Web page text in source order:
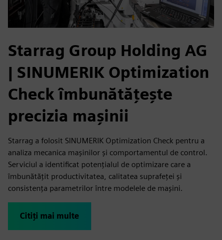
Starrag Group Holding AG
| SINUMERIK Optimization
Check îmbunătățește
precizia mașinii
Starrag a folosit SINUMERIK Optimization Check pentru a
analiza mecanica mașinilor și comportamentul de control.
Serviciul a identificat potențialul de optimizare care a
îmbunătățit productivitatea, calitatea suprafeței și
consistența parametrilor între modelele de mașini.
Citiți mai multe